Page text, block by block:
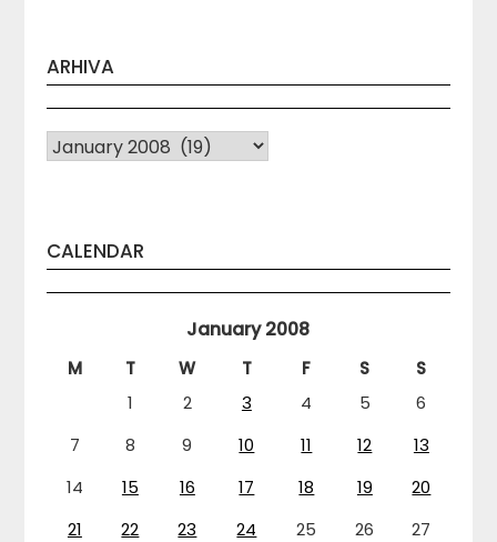
ARHIVA
Arhiva
CALENDAR
January 2008
M T W T F S
S
1
2 3 4 5
6
7
8 9 10 11 12
13
14
15 16 17 18 19
20
21
22 23 24 25 26
27